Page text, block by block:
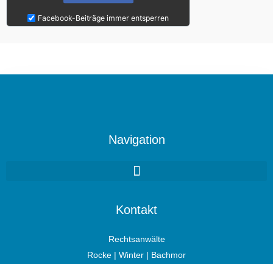
Facebook-Beiträge immer entsperren
Navigation
Kontakt
Rechtsanwälte
Rocke | Winter | Bachmor